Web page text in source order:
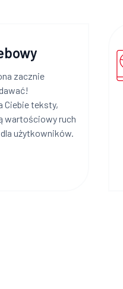
zacznie
Ciebie teksty,
wartościowy ruch
użytkowników.